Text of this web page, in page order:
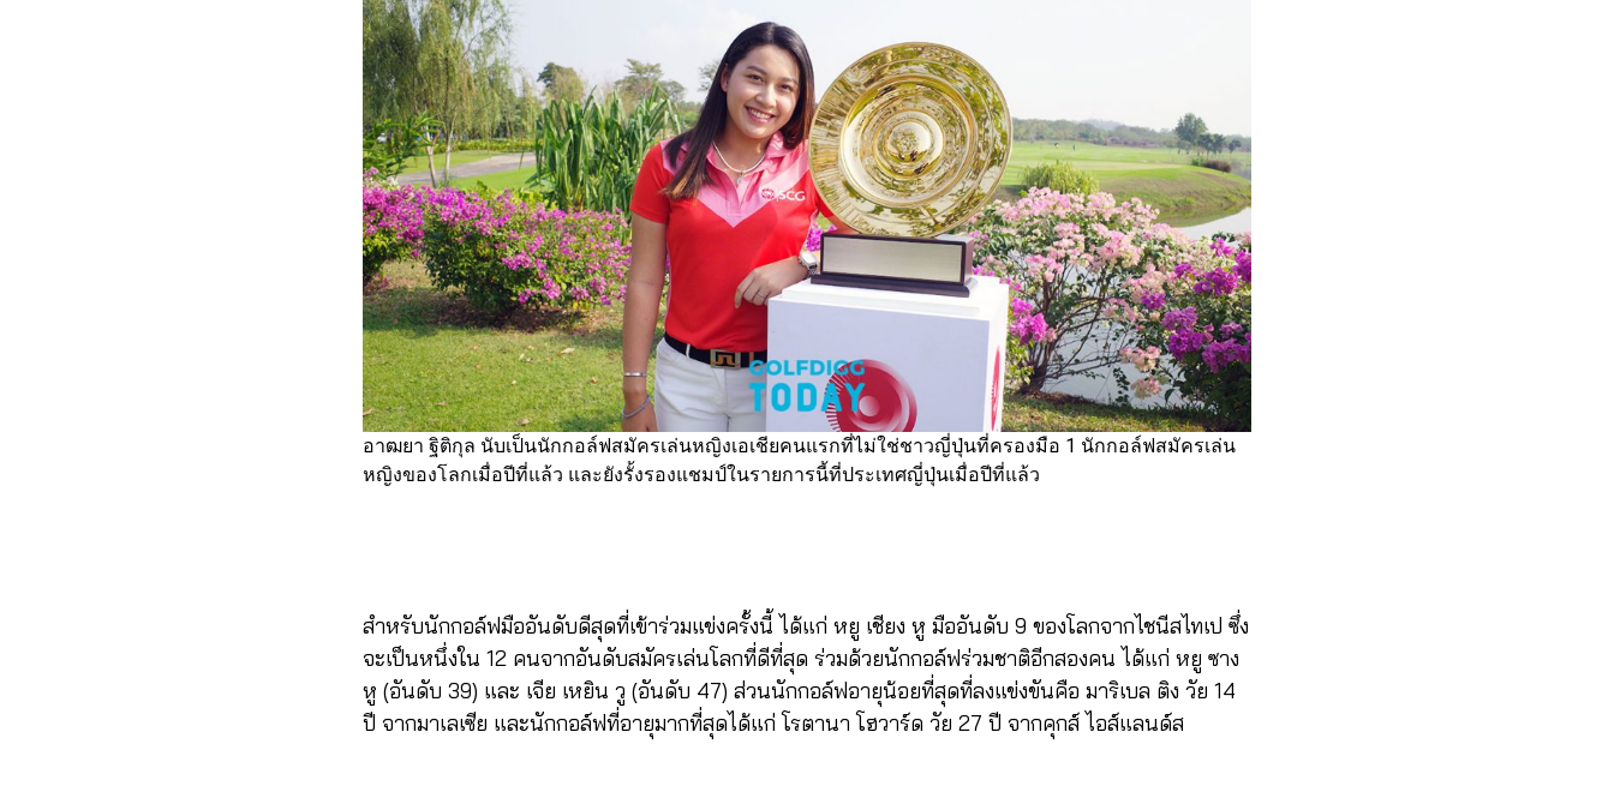
อาฒยา ฐิติกุล นับเป็นนักกอล์ฟสมัครเล่นหญิงเอเชียคนแรกที่ไม่ใช่ชาวญี่ปุ่นที่ครองมือ 1 นักกอล์ฟสมัครเล่น
หญิงของโลกเมื่อปีที่แล้ว และยังรั้งรองแชมป์ในรายการนี้ที่ประเทศญี่ปุ่นเมื่อปีที่แล้ว
สำหรับนักกอล์ฟมืออันดับดีสุดที่เข้าร่วมแข่งครั้งนี้ ได้แก่ หยู เชียง หู มืออันดับ 9 ของโลกจากไชนีสไทเป ซึ่ง
จะเป็นหนึ่งใน 12 คนจากอันดับสมัครเล่นโลกที่ดีที่สุด ร่วมด้วยนักกอล์ฟร่วมชาติอีกสองคน ได้แก่ หยู ซาง
หู (อันดับ 39) และ เจีย เหยิน วู (อันดับ 47) ส่วนนักกอล์ฟอายุน้อยที่สุดที่ลงแข่งขันคือ มาริเบล ติง วัย 14
ปี จากมาเลเซีย และนักกอล์ฟที่อายุมากที่สุดได้แก่ โรตานา โฮวาร์ด วัย 27 ปี จากคุกส์ ไอส์แลนด์ส